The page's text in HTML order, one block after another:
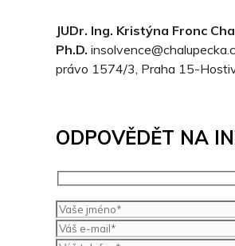
JUDr. Ing. Kristýna Fronc
Ph.D.
právo 1574/3, Praha 15-
ODPOVĚDĚT NA